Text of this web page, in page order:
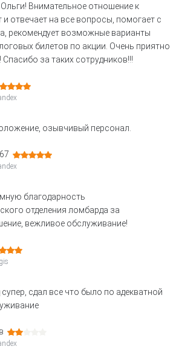
Внимательное отношение к
и отвечает на все вопросы, помогает с
рекомендует возможные варианты
билетов по акции. Очень приятно
за таких сотрудников!!!
озывчивый персонал.
благодарность
отделения ломбарда за
вежливое обслуживание!
сдал все что было по адекватной